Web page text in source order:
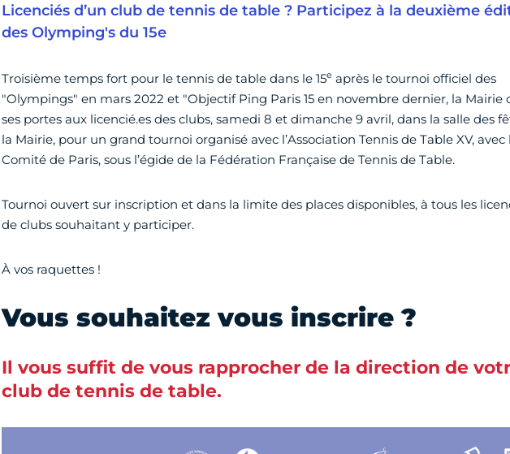
Licenciés d’un club de tennis de table ? Participez à la deuxième
des Olymping's du 15e
Troisième temps fort pour le tennis de table dans le 15e après le tournoi officiel des
"Olympings" en mars 2022 et "Objectif Ping Paris 15 en novembre dernier, la Mairie
ses portes aux licencié.es des clubs, samedi 8 et dimanche 9 avril, dans la salle des
la Mairie, pour un grand tournoi organisé avec l’Association Tennis de Table XV, avec
Comité de Paris, sous l’égide de la Fédération Française de Tennis de Table.
Tournoi ouvert sur inscription et dans la limite des places disponibles, à tous les
de clubs souhaitant y participer.
À vos raquettes !
Vous souhaitez vous inscrire ?
Il vous suffit de vous rapprocher de la direction de
club de tennis de table.